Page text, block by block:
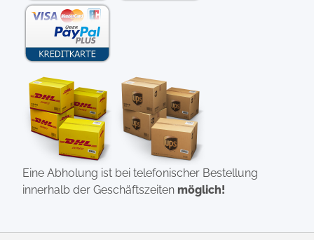
Eine Abholung ist bei telefonischer Bestellung
innerhalb der Geschäftszeiten möglich!